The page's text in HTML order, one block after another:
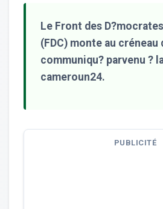
Le Front des
(FDC) monte au créneau
communiqu? parvenu ?
cameroun24.
PUBLICITÉ